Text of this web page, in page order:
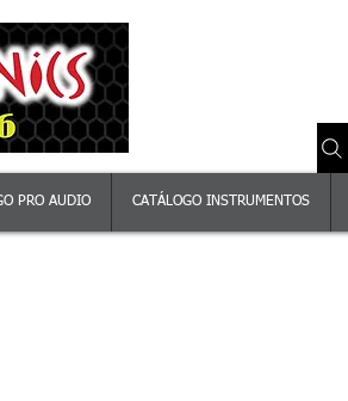
PRO AUDIO CATÁLOGO INSTRUMENTOS